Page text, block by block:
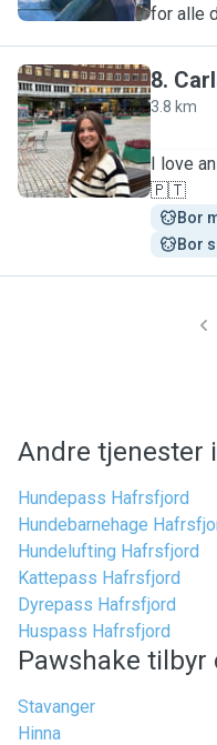
for alle
C
8.
3.8 km
I love
🇵🇹
Bor
Bor
Andre tjenester
Hundepass Hafrsfjord
Hundebarnehage
Hundelufting Hafrsfjord
Kattepass Hafrsfjord
Dyrepass Hafrsfjord
Huspass Hafrsfjord
Pawshake tilbyr
Stavanger
Hinna